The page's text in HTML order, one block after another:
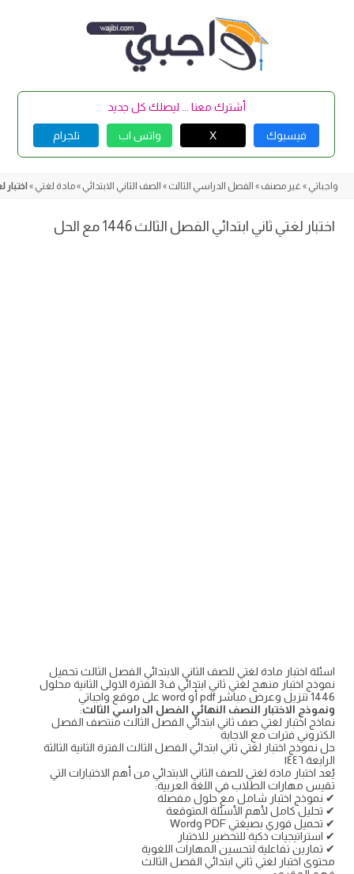
أشترك معنا ... ليصلك كل جديد
فيسبوك X واتس اب تلجرام
واجباتي » غير مصنف » الفصل الدراسي الثالث » الصف الثاني الابتدائي »مادة لغتي » اختبار
اختبار لغتي ثاني ابتدائي الفصل الثالث 1446 مع الحل
اسئلة اختبار مادة لغتي للصف الثاني الابتدائي الفصل الثالث تحميل
نموذج اختبار منهج لغتي ثاني ابتدائي ف3 الفترة الاولى الثانية محلول
1446 تنزيل وعرض مباشر pdf أو word على موقع واجباتي
ونموذج الاختبار النصف النهائي الفصل الدراسي الثالث:
نماذج اختبار لغتي صف ثاني ابتدائي الفصل الثالث منتصف الفصل
الكتروني فترات مع الاجابة
حل نموذج اختبار لغتي ثاني ابتدائي الفصل الثالث الفترة الثانية الثالثة
الرابعة ١٤٤٦
يُعد اختبار مادة لغتي للصف الثاني الابتدائي من أهم الاختبارات التي
تقيس مهارات الطلاب في اللغة العربية:
✔ نموذج اختبار شامل مع حلول مفصلة
✔ تحليل كامل لأهم الأسئلة المتوقعة
✔ تحميل فوري بصيغتي PDF وWord
✔ استراتيجيات ذكية للتحضير للاختبار
✔ تمارين تفاعلية لتحسين المهارات اللغوية
محتوى اختبار لغتي ثاني ابتدائي الفصل الثالث